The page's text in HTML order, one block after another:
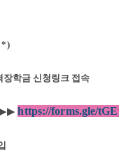
*)
장학금 신청링크 접속
▶ https://forms.gle/